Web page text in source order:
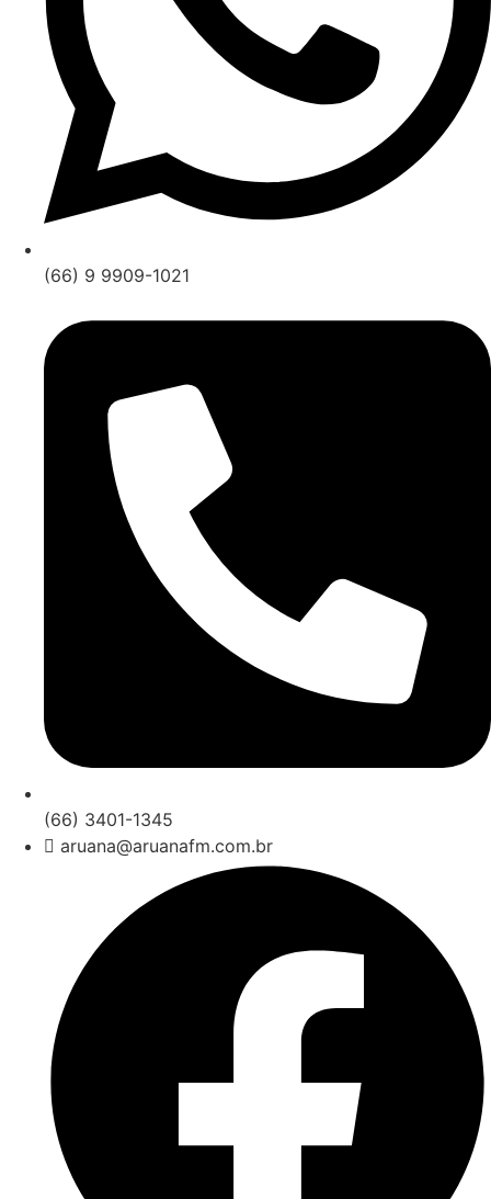
(66) 9 9909-1021
(66) 3401-1345
aruana@aruanafm.com.br